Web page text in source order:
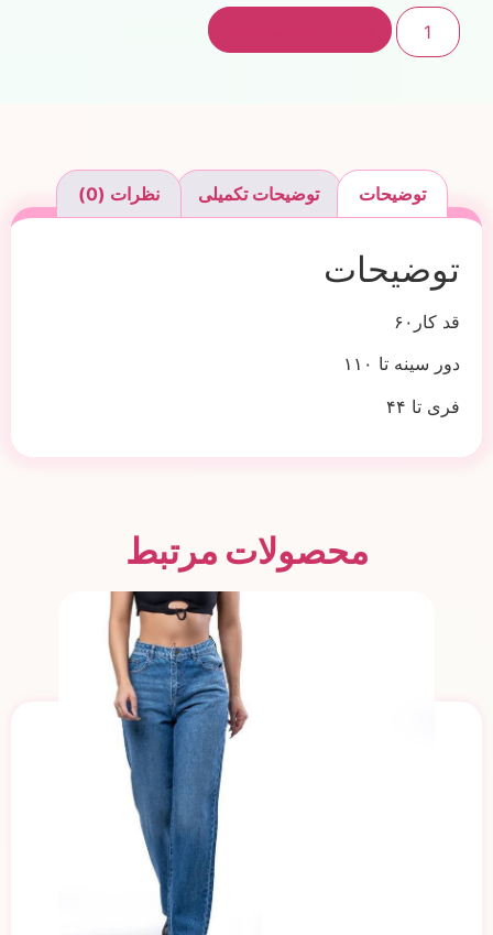
توضیحات توضیحات تکمیلی نظرات (0)
توضیحات
قد کار۶۰
دور سینه تا ۱۱۰
فری تا ۴۴
محصولات مرتبط